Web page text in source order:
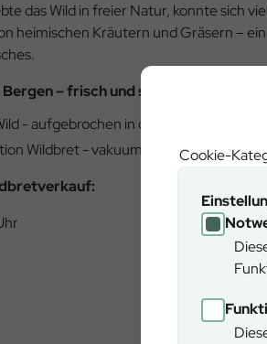
Cookie-
das Wild in freier Natur, konnte sich
heimischen Kräutern und Gräsern –
– frisch und saisonal
- aufgebrochen in der Decke
Wildbret - vakuumiert und